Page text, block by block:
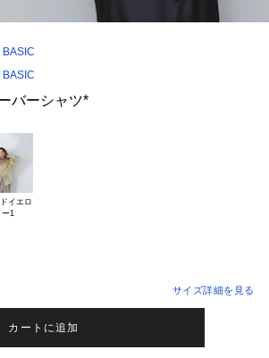
バーシャツ*
イエロ
サイズ詳細を見る
カートに追加